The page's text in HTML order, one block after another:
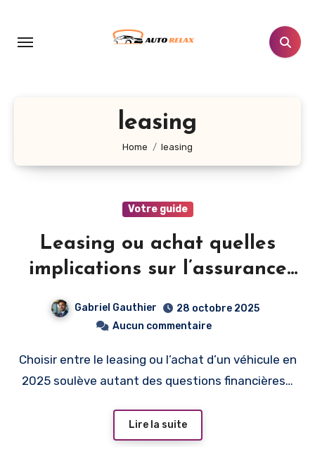
contenu
leasing
Home leasing
Votre guide
Leasing ou achat quelles
implications sur l’assurance
Gabriel Gauthier
28 octobre 2025
Aucun commentaire
Choisir entre le leasing ou l’achat d’un véhicule en
2025 soulève autant des questions financières…
Lire la suite